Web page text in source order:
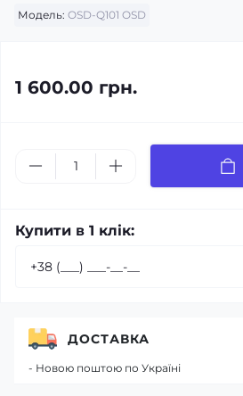
Модель: OSD-Q101 OSD
1 600.00 грн.
Купити в 1 клік:
ДОСТАВКА
- Новою поштою по Україні